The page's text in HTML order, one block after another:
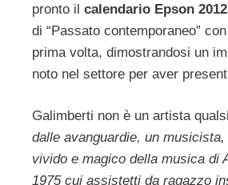
pronto il calendario Epson
di “Passato contemporaneo”
prima volta, dimostrandosi un
noto nel settore per aver
Galimberti non è un artista
dalle avanguardie, un
vivido e magico della musica di
1975 cui assistetti da ragazzo